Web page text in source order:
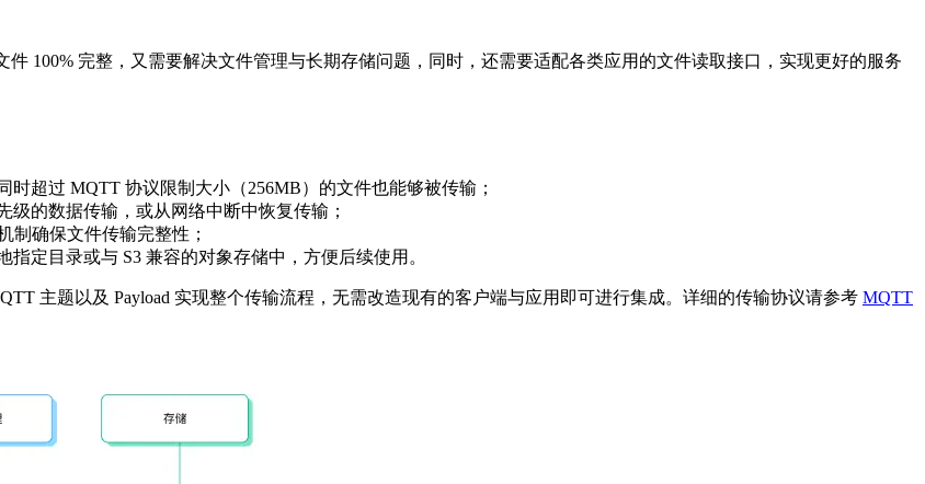
100% 完整，又需要解决文件管理与长期存储问题，同时，还需要适配各类应用的文件读取接口，实现更好的服务
超过 MQTT 协议限制大小（256MB）的文件也能够被传输；
的数据传输，或从网络中断中恢复传输；
制确保文件传输完整性；
定目录或与 S3 兼容的对象存储中，方便后续使用。
主题以及 Payload 实现整个传输流程，无需改造现有的客户端与应用即可进行集成。详细的传输协议请参考 MQTT